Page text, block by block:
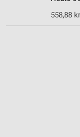
558,88